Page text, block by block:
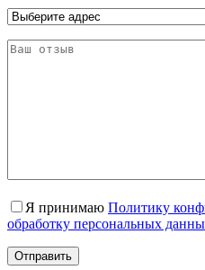
Я принимаю Политику
обработку персональных